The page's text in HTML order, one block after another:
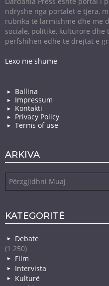
ndryshe nga portalet e tjera,
rubrika të larmishme dhe me
sociale, politike, kulturore
përfshihen edhe të drejtat e
Lexo më shumë
Ballina
Impressum
Kontakti
Privacy Policy
Terms of use
ARKIVA
KATEGORITË
Debate
(1 250)
Film
Intervista
Kulturë